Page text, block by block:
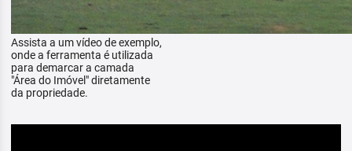
Assista a um vídeo de exemplo,
onde a ferramenta é utilizada
para demarcar a camada
"Área do Imóvel" diretamente
da propriedade.